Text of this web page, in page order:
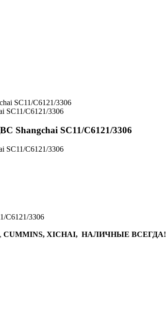
SC11/C6121/3306
Shangchai SC11/C6121/3306
SC11/C6121/3306
C6121/3306
, CUMMINS, XICHAI, НАЛИЧНЫЕ ВСЕГДА!